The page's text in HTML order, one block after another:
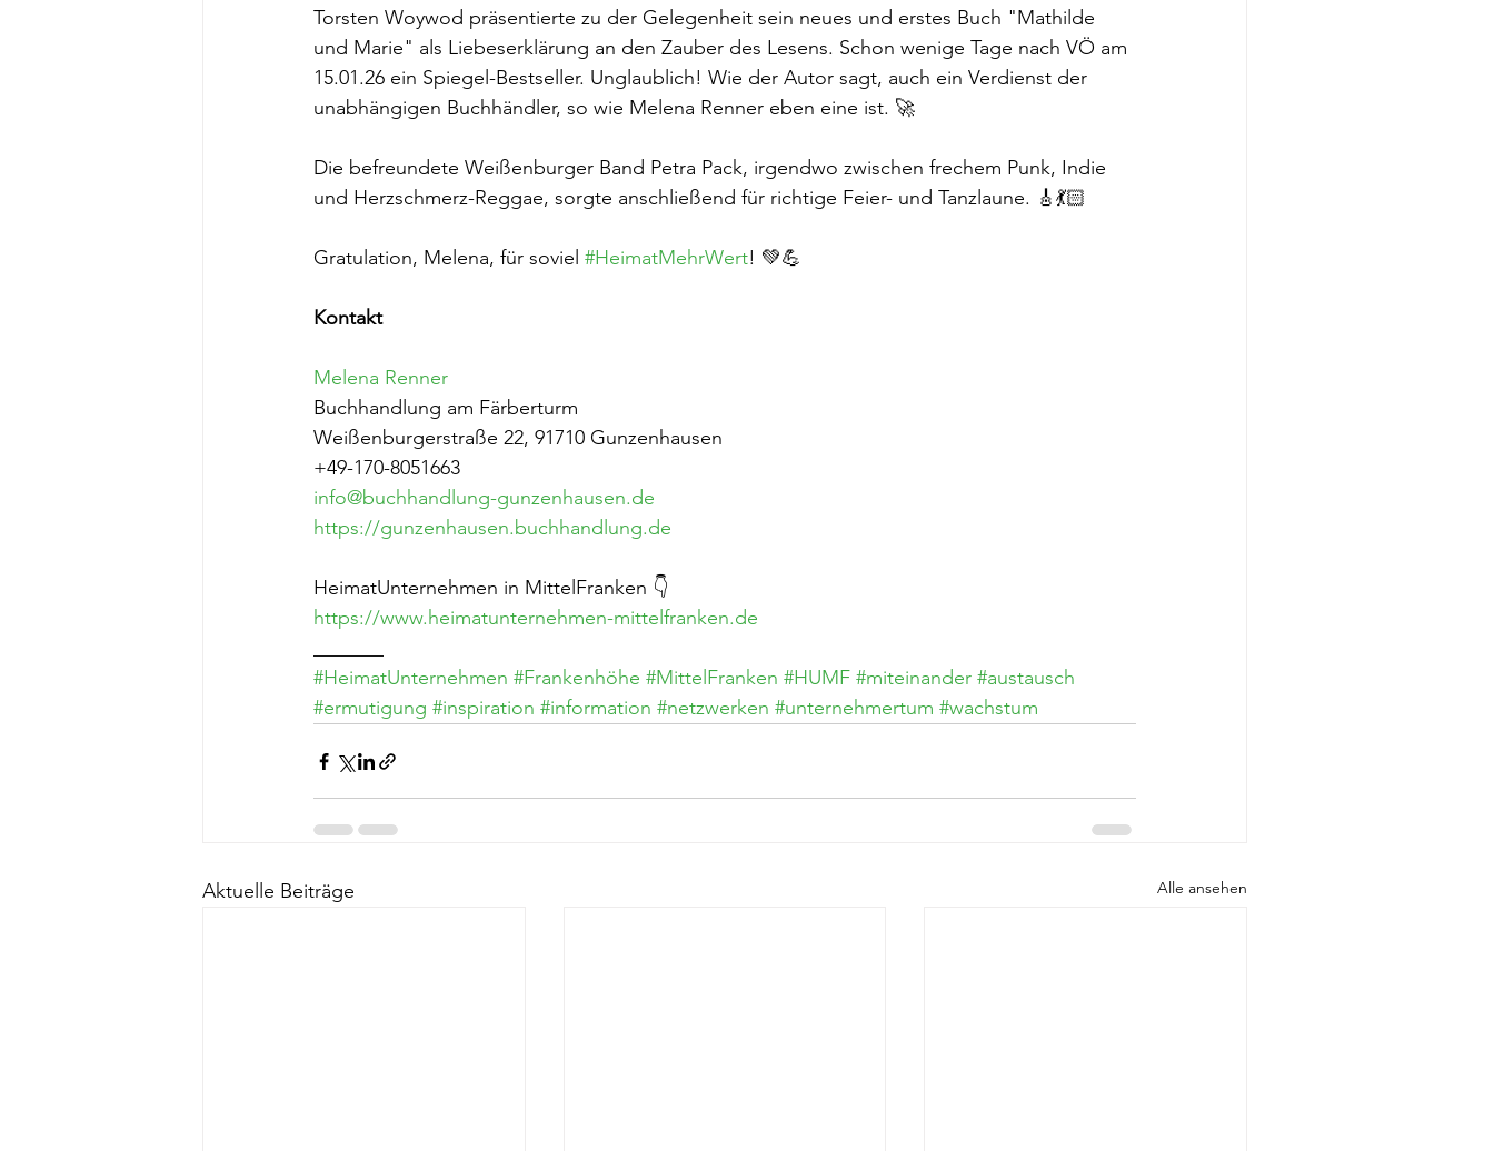
Torsten Woywod präsentierte zu der Gelegenheit sein neues und erstes Buch "Mathilde
und Marie" als Liebeserklärung an den Zauber des Lesens. Schon wenige Tage nach VÖ am
15.01.26 ein Spiegel-Bestseller. Unglaublich! Wie der Autor sagt, auch ein Verdienst der
unabhängigen Buchhändler, so wie Melena Renner eben eine ist. 🚀
Die befreundete Weißenburger Band Petra Pack, irgendwo zwischen frechem Punk, Indie
und Herzschmerz-Reggae, sorgte anschließend für richtige Feier- und Tanzlaune. 🎸💃🏻
Gratulation, Melena, für soviel #HeimatMehrWert! 💚💪
Kontakt
Melena Renner
Buchhandlung am Färberturm
Weißenburgerstraße 22, 91710 Gunzenhausen
+49-170-8051663
info@buchhandlung-gunzenhausen.de
https://gunzenhausen.buchhandlung.de
HeimatUnternehmen in MittelFranken 👇
https://www.heimatunternehmen-mittelfranken.de
#HeimatUnternehmen #Frankenhöhe #MittelFranken #HUMF #miteinander #austausch
#ermutigung #inspiration #information #netzwerken #unternehmertum #wachstum
Aktuelle Beiträge Alle ansehen